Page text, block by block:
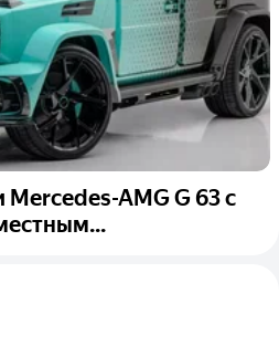
AMG G 63 с